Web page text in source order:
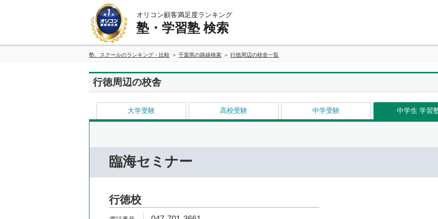
オリコン顧客満足度ランキング
塾・学習塾 検索
塾、スクールのランキング・比較 千葉県の路線検索 行徳周辺の校舎一覧
行徳周辺の校舎
大学受験 高校受験 中学受験 中学生 学習
臨海セミナー
行徳校